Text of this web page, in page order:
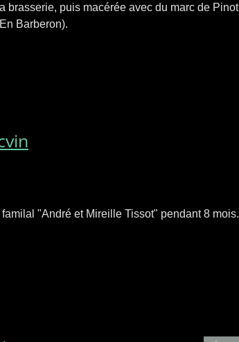
brasserie, puis macérée avec du marc de Pinot
Barberon).
"André et Mireille Tissot" pendant 8 mois.